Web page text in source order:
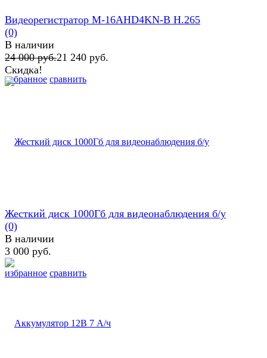
избранное сравнить
Видеорегистратор M-16AHD4KN-B H.265
(0)
В наличии
24 000 руб.21 240 руб.
Скидка!
избранное сравнить
Жесткий диск 1000Гб для видеонаблюдения б/у
(0)
В наличии
3 000 руб.